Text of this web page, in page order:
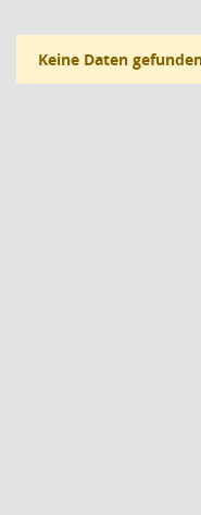
Keine Daten